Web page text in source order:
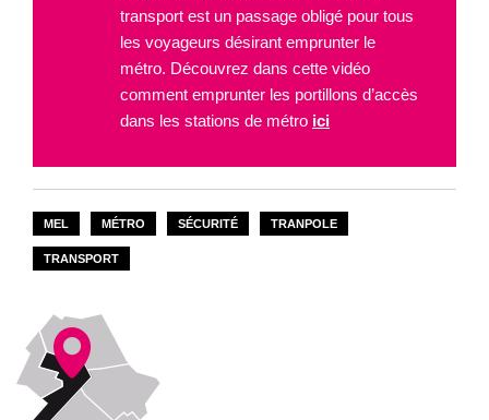
transport est un passage obligé pour tous
les voyageurs désirant emprunter le
métro. Découvrez dans cette vidéo
comment emprunter les portillons d’accès
dans les stations de métro ici
MEL MÉTRO SÉCURITÉ TRANPOLE
TRANSPORT